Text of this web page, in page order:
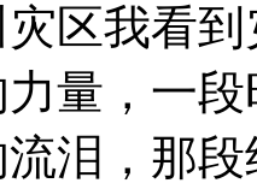
区我看
力量，一
泪，那